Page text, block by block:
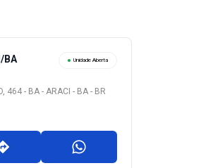
BA Unidade Aberta
464 - BA - ARACI - BA - BR